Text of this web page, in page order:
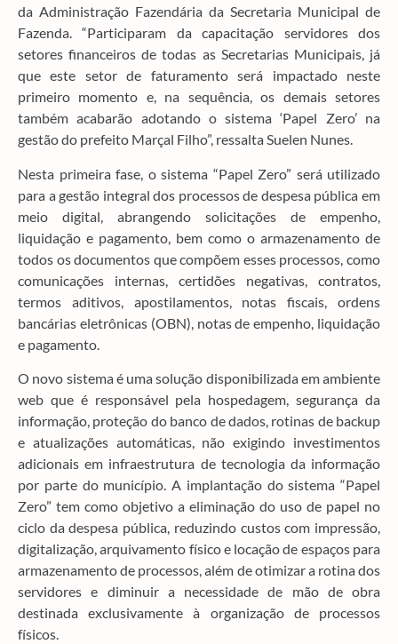
da Administração Fazendária da Secretaria Municipal de
Fazenda. “Participaram da capacitação servidores dos
setores financeiros de todas as Secretarias Municipais, já
que este setor de faturamento será impactado neste
primeiro momento e, na sequência, os demais setores
também acabarão adotando o sistema ‘Papel Zero’ na
gestão do prefeito Marçal Filho”, ressalta Suelen Nunes.
Nesta primeira fase, o sistema “Papel Zero” será utilizado
para a gestão integral dos processos de despesa pública em
meio digital, abrangendo solicitações de empenho,
liquidação e pagamento, bem como o armazenamento de
todos os documentos que compõem esses processos, como
comunicações internas, certidões negativas, contratos,
termos aditivos, apostilamentos, notas fiscais, ordens
bancárias eletrônicas (OBN), notas de empenho, liquidação
e pagamento.
O novo sistema é uma solução disponibilizada em ambiente
web que é responsável pela hospedagem, segurança da
informação, proteção do banco de dados, rotinas de backup
e atualizações automáticas, não exigindo investimentos
adicionais em infraestrutura de tecnologia da informação
por parte do município. A implantação do sistema “Papel
Zero” tem como objetivo a eliminação do uso de papel no
ciclo da despesa pública, reduzindo custos com impressão,
digitalização, arquivamento físico e locação de espaços para
armazenamento de processos, além de otimizar a rotina dos
servidores e diminuir a necessidade de mão de obra
destinada exclusivamente à organização de processos
físicos.